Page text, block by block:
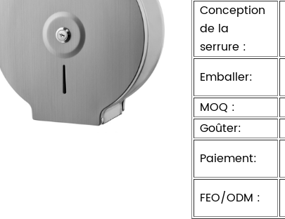
Conception
de la
serrure :
Emballer:
MOQ :
Goûter:
Paiement:
FEO/ODM :